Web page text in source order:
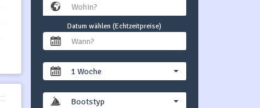
Datum wählen (Echtzeitpreise)
1 Woche
Bootstyp